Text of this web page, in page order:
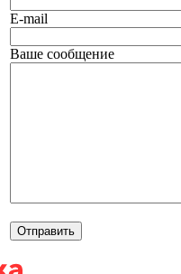
E-mail
Ваше сообщение